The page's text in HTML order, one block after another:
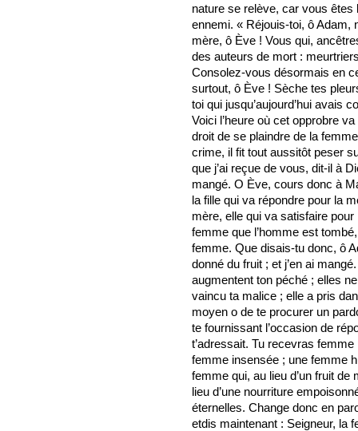
nature se relève, car vous êtes
ennemi. « Réjouis-toi, ô Adam,
mère, ô Ève ! Vous qui,
des auteurs de mort :
Consolez-vous désormais en
surtout, ô Ève ! Sèche tes
toi qui jusqu’aujourd’hui avais
Voici l’heure où cet opprobre
droit de se plaindre de la
crime, il fit tout aussitôt peser
que j’ai reçue de vous, dit-il à
mangé. O Ève, cours donc à
la fille qui va répondre pour la
mère, elle qui va satisfaire
femme que l’homme est
femme. Que disais-tu donc, ô
donné du fruit ; et j’en ai
augmentent ton péché ; elles
vaincu ta malice ; elle a pris
moyen o de te procurer un
te fournissant l’occasion de
t’adressait. Tu recevras
femme insensée ; une femme
femme qui, au lieu d’un fruit de
lieu d’une nourriture
éternelles. Change donc en
etdis maintenant : Seigneur, la